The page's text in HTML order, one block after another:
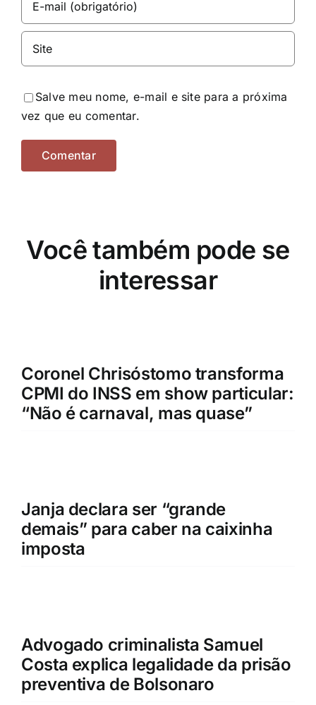
Salve meu nome, e-mail e site para a próxima
vez que eu comentar.
Você também pode se
interessar
Coronel Chrisóstomo transforma
CPMI do INSS em show particular:
“Não é carnaval, mas quase”
Janja declara ser “grande
demais” para caber na caixinha
imposta
Advogado criminalista Samuel
Costa explica legalidade da prisão
preventiva de Bolsonaro